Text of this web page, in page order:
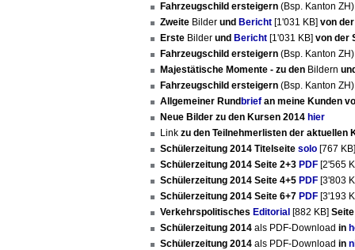
Fahrzeugschild ersteigern (Bsp. Kanton
Zweite Bilder und Bericht [1'031 KB] von
Erste Bilder und Bericht [1'031 KB] von der
Fahrzeugschild ersteigern (Bsp. Kanton
Majestätische Momente - zu den Bildern
Fahrzeugschild ersteigern (Bsp. Kanton
Allgemeiner Rund brief an meine Kunden
Neue Bilder zu den Kursen 2014 hier
Link zu den Teilnehmerlisten der aktuellen
Schülerzeitung 2014 Titelseite solo [767
Schülerzeitung 2014 Seite 2+3 PDF [2'565
Schülerzeitung 2014 Seite 4+5 PDF [3'803
Schülerzeitung 2014 Seite 6+7 PDF [3'193
Verkehrspolitisches Editorial [882 KB]
Schülerzeitung 2014 als PDF-Download in
Schülerzeitung 2014 als PDF-Download in